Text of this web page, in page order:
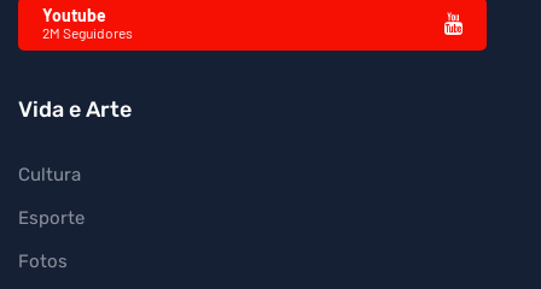
Youtube
2M Seguidores
Vida e Arte
Cultura
Esporte
Fotos